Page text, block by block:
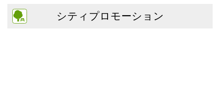
シティプロモーション